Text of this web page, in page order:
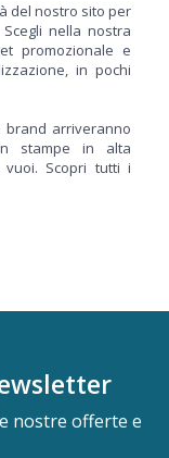
del nostro sito per
Scegli nella nostra
promozionale e
in pochi
arriveranno
stampe in alta
vuoi. Scopri tutti i
nostre offerte e